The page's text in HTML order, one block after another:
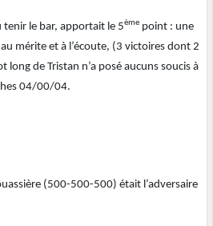
tenir le bar, apportait le 5ème point : une
mérite et à l’écoute, (3 victoires dont 2
long de Tristan n’a posé aucuns soucis à
04/00/04.
(500-500-500) était l’adversaire